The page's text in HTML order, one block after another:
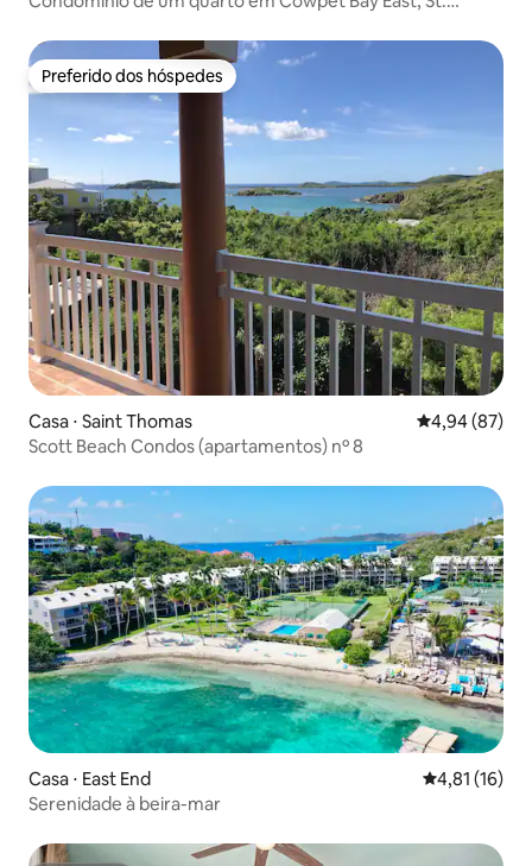
Preferido dos hóspedes
Preferido dos hóspedes
Casa ⋅ Saint Thomas 4,94 de uma
4,94 (87)
Scott Beach Condos (apartamentos) nº 8
Casa ⋅ East End 4,81 de uma
4,81 (16)
Serenidade à beira-mar